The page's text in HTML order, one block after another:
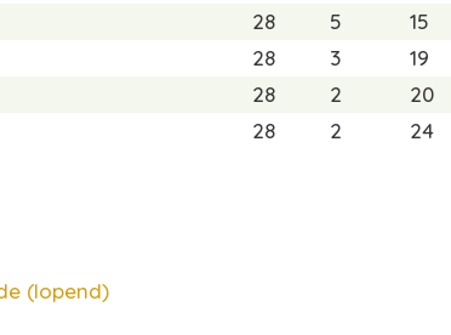
28 5 15
28 3 19
28 2 20
28 2 24
(lopend)